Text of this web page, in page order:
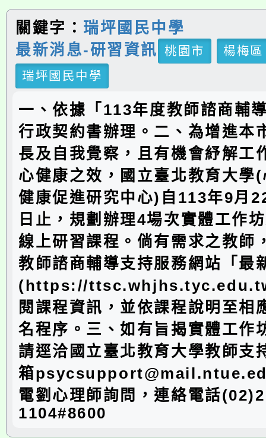
關鍵字： 瑞坪國民中學
最新消息-研習資訊
桃園市
楊梅區
瑞坪國民中學
一、依據「113年度教師諮商輔
行政契約書辦理。二、為增進本
長及自我覺察，且有機會紓解工
心健康之效，國立臺北教育大學
健康促進研究中心)自113年9月
日止，規劃辦理4場次實體工作
線上研習課程。倘有需求之教師
教師諮商輔導支持服務網站「最
(https://
閱課程資訊，並依課程說明至相
名程序。三、如有旨揭實體工作
請逕洽國立臺北教育大學教師支
箱
電劉心理師詢問，連絡電話
1104#8600